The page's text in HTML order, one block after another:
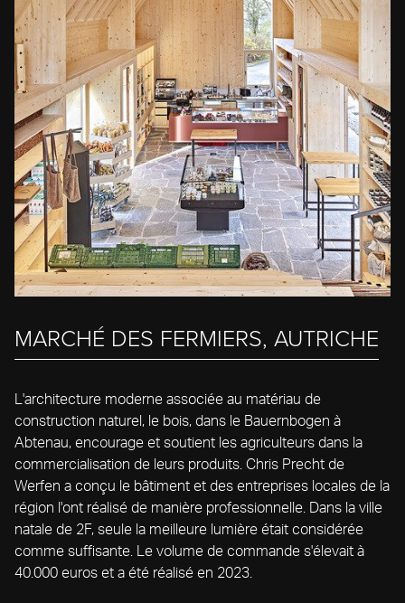
MARCHÉ DES FERMIERS, AUTRICHE
L'architecture moderne associée au matériau de
construction naturel, le bois, dans le Bauernbogen à
Abtenau, encourage et soutient les agriculteurs dans la
commercialisation de leurs produits. Chris Precht de
Werfen a conçu le bâtiment et des entreprises locales de la
région l'ont réalisé de manière professionnelle. Dans la ville
natale de 2F, seule la meilleure lumière était considérée
comme suffisante. Le volume de commande s'élevait à
40.000 euros et a été réalisé en 2023.